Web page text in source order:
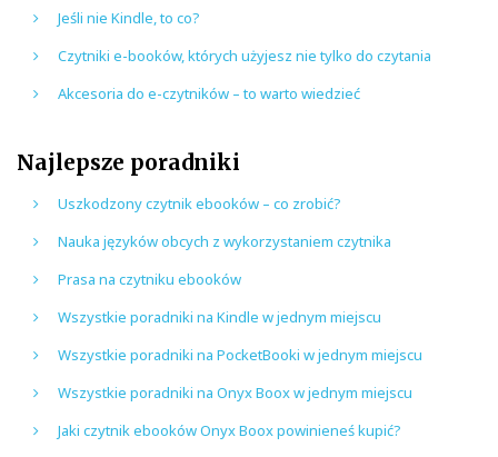
Jeśli nie Kindle, to co?
Czytniki e-booków, których użyjesz nie tylko do czytania
Akcesoria do e-czytników – to warto wiedzieć
Najlepsze poradniki
Uszkodzony czytnik ebooków – co zrobić?
Nauka języków obcych z wykorzystaniem czytnika
Prasa na czytniku ebooków
Wszystkie poradniki na Kindle w jednym miejscu
Wszystkie poradniki na PocketBooki w jednym miejscu
Wszystkie poradniki na Onyx Boox w jednym miejscu
Jaki czytnik ebooków Onyx Boox powinieneś kupić?